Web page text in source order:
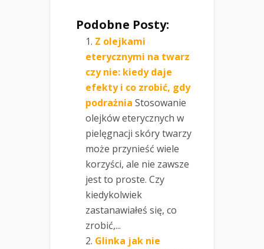
Podobne Posty:
Z olejkami
eterycznymi na twarz
czy nie: kiedy daje
efekty i co zrobić, gdy
podrażnia Stosowanie
olejków eterycznych w
pielęgnacji skóry twarzy
może przynieść wiele
korzyści, ale nie zawsze
jest to proste. Czy
kiedykolwiek
zastanawiałeś się, co
zrobić,...
Glinka jak nie